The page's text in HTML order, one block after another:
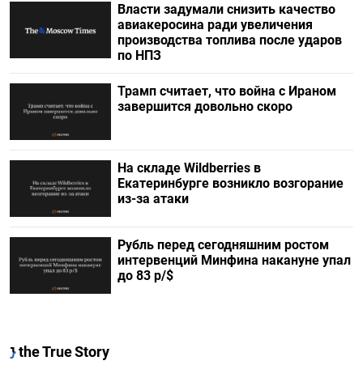
Власти задумали снизить качество
авиакеросина ради увеличения
производства топлива после ударов
по НПЗ
Трамп считает, что война с Ираном
завершится довольно скоро
На складе Wildberries в
Екатеринбурге возникло возгорание
из-за атаки
Рубль перед сегодняшним ростом
интервенций Минфина накануне упал
до 83 р/$